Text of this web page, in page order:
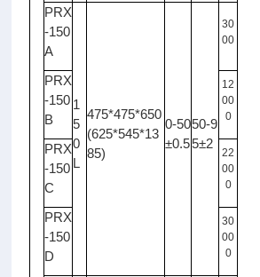
PRX
-150
A
1
5
0
L
475*475*650
(625*545*13
85)
0-50
±0.5
50-9
5±2
30
00
PRX
-150
B
12
00
0
PRX
-150
C
22
00
0
PRX
-150
D
30
00
0